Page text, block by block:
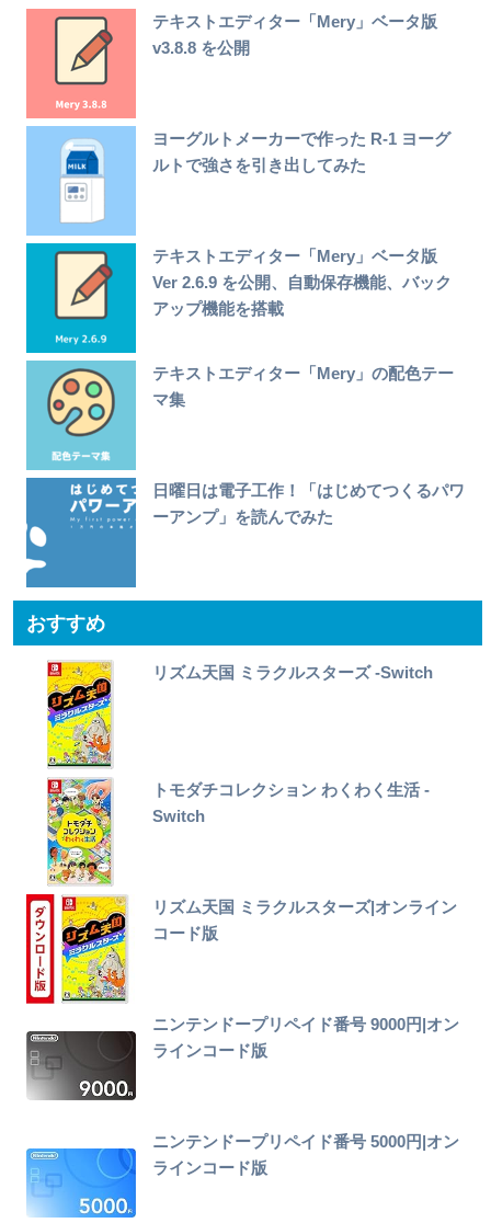
テキストエディター「Mery」ベータ版
v3.8.8 を公開
ヨーグルトメーカーで作った R-1 ヨーグ
ルトで強さを引き出してみた
テキストエディター「Mery」ベータ版
Ver 2.6.9 を公開、自動保存機能、バック
アップ機能を搭載
テキストエディター「Mery」の配色テー
マ集
日曜日は電子工作！「はじめてつくるパワ
ーアンプ」を読んでみた
おすすめ
リズム天国 ミラクルスターズ -Switch
トモダチコレクション わくわく生活 -
Switch
リズム天国 ミラクルスターズ|オンライン
コード版
ニンテンドープリペイド番号 9000円|オン
ラインコード版
ニンテンドープリペイド番号 5000円|オン
ラインコード版